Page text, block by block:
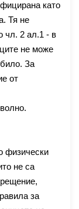
като
Тя не
чл. 2 ал.1 - в
не може
За
от
физически
не са
за